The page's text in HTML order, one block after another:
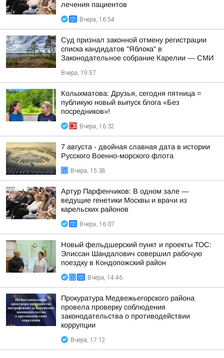
лечения пациентов
Вчера, 16:54
Суд признал законной отмену регистрации
списка кандидатов "Яблока" в
Законодательное собрание Карелии — СМИ
Вчера, 19:57
Колыхматова: Друзья, сегодня пятница =
публикую новый выпуск блога «Без
посредников»!
Вчера, 16:32
7 августа - двойная славная дата в истории
Русского Военно-морского флота
Вчера, 15:38
Артур Парфенчиков: В одном зале —
ведущие генетики Москвы и врачи из
карельских районов
Вчера, 16:07
Новый фельдшерский пункт и проекты ТОС:
Элиссан Шандалович совершил рабочую
поездку в Кондопожский район
Вчера, 14:46
Прокуратура Медвежьегорского района
провела проверку соблюдения
законодательства о противодействии
коррупции
Вчера, 17:12